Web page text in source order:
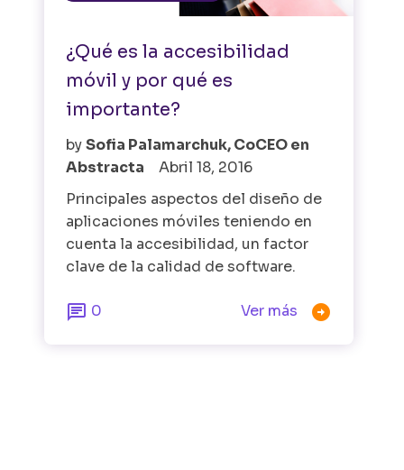
¿Qué es la accesibilidad
móvil y por qué es
importante?
bySofia Palamarchuk, CoCEO en
Abstracta
Abril 18, 2016
Principales aspectos del diseño de
aplicaciones móviles teniendo en
cuenta la accesibilidad, un factor
clave de la calidad de software.
 0 Ver más 